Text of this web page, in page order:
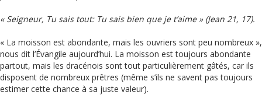
« Seigneur, Tu sais tout: Tu sais bien que je t’aime » (Jean 21, 17).
« La moisson est abondante, mais les ouvriers sont peu nombreux »,
nous dit l’Évangile aujourd’hui. La moisson est toujours abondante
partout, mais les dracénois sont tout particulièrement gâtés, car ils
disposent de nombreux prêtres (même s’ils ne savent pas toujours
estimer cette chance à sa juste valeur).